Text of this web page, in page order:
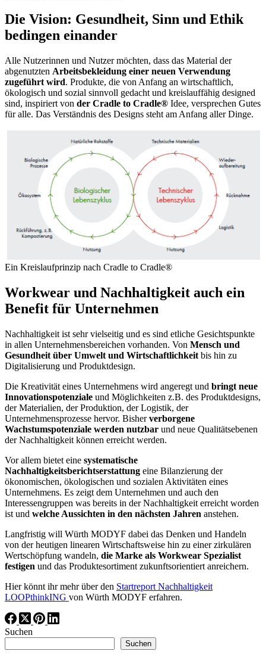
Die Vision: Gesundheit, Sinn und Ethik
bedingen einander
Alle Nutzerinnen und Nutzer möchten, dass das Material der
abgenutzten Arbeitsbekleidung einer neuen Verwendung
zugeführt wird. Produkte, die von Anfang an wirtschaftlich,
ökologisch und sozial sinnvoll gedacht und kreislauffähig designed
sind, inspiriert von der Cradle to Cradle® Idee, versprechen Gutes
für alle. Das Verständnis des Designs steht am Anfang aller Dinge.
Ein Kreislaufprinzip nach Cradle to Cradle®
Workwear und Nachhaltigkeit auch ein
Benefit für Unternehmen
Nachhaltigkeit ist sehr vielseitig und es sind etliche Gesichtspunkte
in allen Unternehmensbereichen vorhanden. Von Mensch und
Gesundheit über Umwelt und Wirtschaftlichkeit bis hin zu
Digitalisierung und Produktdesign.
Die Kreativität eines Unternehmens wird angeregt und bringt neue
Innovationspotenziale und Möglichkeiten z.B. des Produktdesigns,
der Materialien, der Produktion, der Logistik, der
Unternehmensprozesse hervor. Bisherverborgene
Wachstumspotenziale werden nutzbar und neue Qualitätsebenen
der Nachhaltigkeit können erreicht werden.
Vor allem bietet eine systematische
Nachhaltigkeitsberichtserstattung eine Bilanzierung der
ökonomischen, ökologischen und sozialen Aktivitäten eines
Unternehmens. Es zeigt dem Unternehmen und auch den
Interessengruppen was bereits in der Nachhaltigkeit erreicht worden
ist und welche Aussichten in den nächsten Jahren anstehen.
Langfristig will Würth MODYF dabei das Denken und Handeln
von der heutigen linearen Wirtschaftsweise hin zu einer zirkulären
Wertschöpfung wandeln, die Marke als Workwear Spezialist
festigen und das Produktesortiment zukunftsorientiert anreichern.
Hier könnt ihr mehr über den Startreport Nachhaltigkeit
LOOPthinkING von Würth MODYF erfahren.
Suchen
Suchen